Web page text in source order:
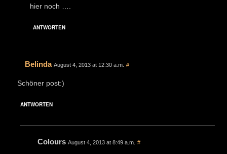
hier noch ….
ANTWORTEN
Belinda August 4, 2013 at 12:30 a.m. #
Schöner post:)
ANTWORTEN
Colours August 4, 2013 at 8:49 a.m. #